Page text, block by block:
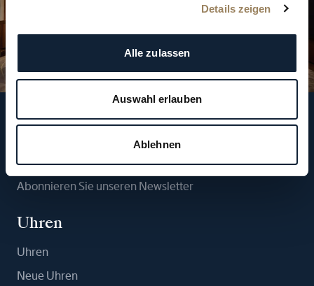
Details zeigen
Alle zulassen
Auswahl erlauben
Ablehnen
Folgen Sie uns
Abonnieren Sie unseren Newsletter
Uhren
Uhren
Neue Uhren